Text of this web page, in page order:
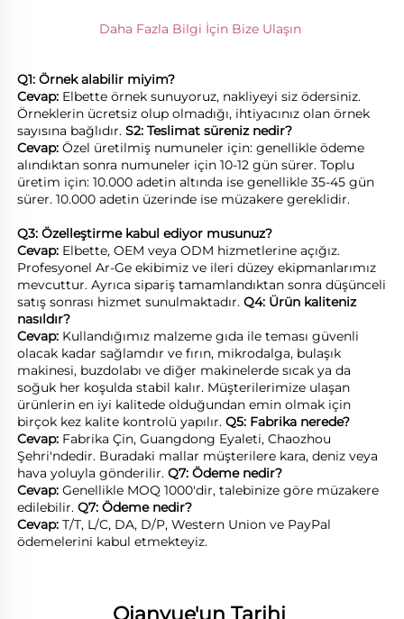
Daha Fazla Bilgi İçin Bize Ulaşın
Q1: Örnek alabilir miyim?
Cevap: Elbette örnek sunuyoruz, nakliyeyi siz ödersiniz.
Örneklerin ücretsiz olup olmadığı, ihtiyacınız olan örnek
sayısına bağlıdır. S2: Teslimat süreniz nedir?
Cevap: Özel üretilmiş numuneler için: genellikle ödeme
alındıktan sonra numuneler için 10-12 gün sürer. Toplu
üretim için: 10.000 adetin altında ise genellikle 35-45 gün
sürer. 10.000 adetin üzerinde ise müzakere gereklidir.
Q3: Özelleştirme kabul ediyor musunuz?
Cevap: Elbette, OEM veya ODM hizmetlerine açığız.
Profesyonel Ar-Ge ekibimiz ve ileri düzey ekipmanlarımız
mevcuttur. Ayrıca sipariş tamamlandıktan sonra düşünceli
satış sonrası hizmet sunulmaktadır. Q4: Ürün kaliteniz
nasıldır?
Cevap: Kullandığımız malzeme gıda ile teması güvenli
olacak kadar sağlamdır ve fırın, mikrodalga, bulaşık
makinesi, buzdolabı ve diğer makinelerde sıcak ya da
soğuk her koşulda stabil kalır. Müşterilerimize ulaşan
ürünlerin en iyi kalitede olduğundan emin olmak için
birçok kez kalite kontrolü yapılır. Q5: Fabrika nerede?
Cevap: Fabrika Çin, Guangdong Eyaleti, Chaozhou
Şehri'ndedir. Buradaki mallar müşterilere kara, deniz veya
hava yoluyla gönderilir. Q7: Ödeme nedir?
Cevap: Genellikle MOQ 1000'dir, talebinize göre müzakere
edilebilir. Q7: Ödeme nedir?
Cevap: T/T, L/C, DA, D/P, Western Union ve PayPal
ödemelerini kabul etmekteyiz.